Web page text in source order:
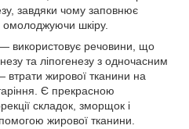
завдяки чому заповнює
шкіру.
використовує речовини, що
та ліпогенезу з одночасним
втрати жирової тканини на
Є прекрасною
складок, зморщок і
жирової тканини.